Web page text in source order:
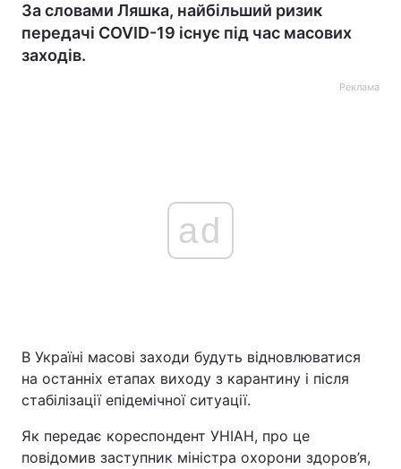
За словами Ляшка, найбільший ризик
передачі COVID-19 існує під час масових
заходів.
Реклама
ad
В Україні масові заходи будуть відновлюватися
на останніх етапах виходу з карантину і після
стабілізації епідемічної ситуації.
Як передає кореспондент УНІАН, про це
повідомив заступник міністра охорони здоров’я,